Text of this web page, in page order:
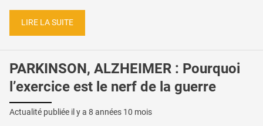
LIRE LA SUITE
PARKINSON, ALZHEIMER : Pourquoi
l’exercice est le nerf de la guerre
Actualité publiée il y a 8 années 10 mois